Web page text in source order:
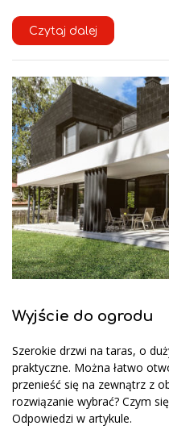
Czytaj dalej
Wyjście do ogrodu
Szerokie drzwi na taras, o
praktyczne. Można łatwo
przenieść się na zewnątrz z
rozwiązanie wybrać? Czym
Odpowiedzi w artykule.